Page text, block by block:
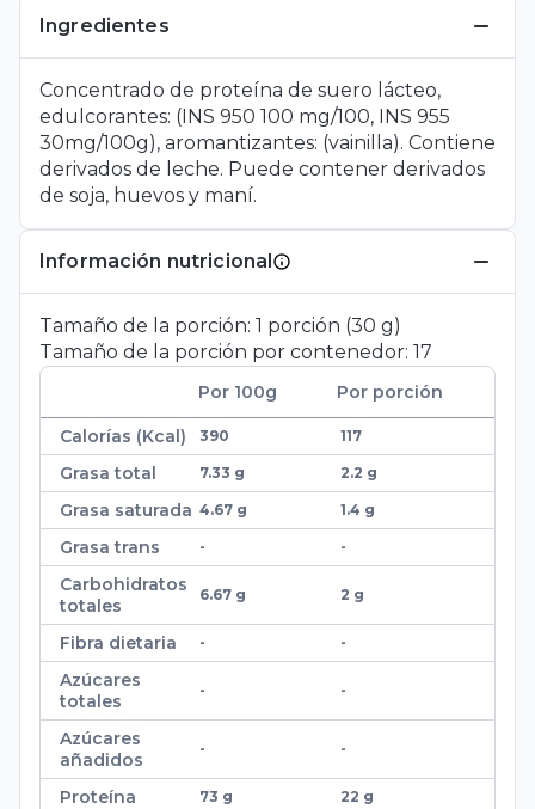
Ingredientes
Concentrado de proteína de suero lácteo,
edulcorantes: (INS 950 100 mg/100, INS 955
30mg/100g), aromantizantes: (vainilla). Contiene
derivados de leche. Puede contener derivados
de soja, huevos y maní.
Información nutricional
Tamaño de la porción: 1 porción (30 g)
Tamaño de la porción por contenedor: 17
Por 100g Por porción
Calorías (Kcal) 390 117
Grasa total 7.33 g 2.2 g
Grasa saturada 4.67 g 1.4 g
Grasa trans - -
Carbohidratos
totales
6.67 g 2 g
Fibra dietaria - -
Azúcares
totales
- -
Azúcares
añadidos
- -
Proteína 73 g 22 g